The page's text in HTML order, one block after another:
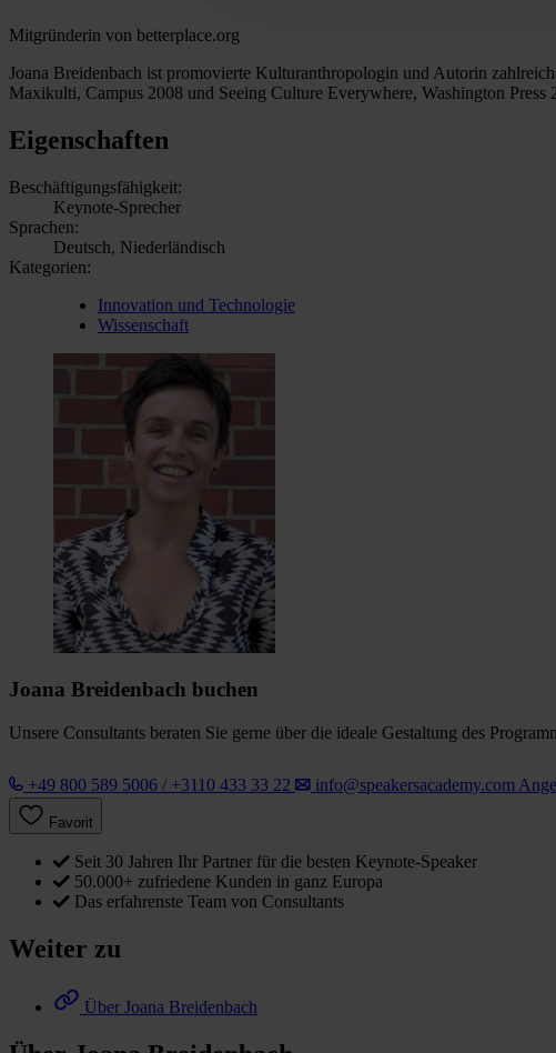
Mitgründerin von betterplace.org
Joana Breidenbach ist promovierte Kulturanthropologin und Autorin
Maxikulti, Campus 2008 und Seeing Culture Everywhere, Washington
Eigenschaften
Beschäftigungsfähigkeit:
Keynote-Sprecher
Sprachen:
Deutsch, Niederländisch
Kategorien:
Innovation und Technologie
Wissenschaft
Joana Breidenbach buchen
Unsere Consultants beraten Sie gerne über die ideale Gestaltung des
+49 800 589 5006 / +3110 433 33 22 info@speakersacademy.com
Favorit
Seit 30 Jahren Ihr Partner für die besten Keynote-Speaker
50.000+ zufriedene Kunden in ganz Europa
Das erfahrenste Team von Consultants
Weiter zu
Über Joana Breidenbach